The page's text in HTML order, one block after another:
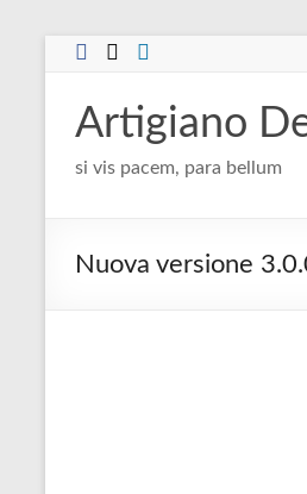
Salta
Artigiano
si vis pacem, para bellum
Nuova versione